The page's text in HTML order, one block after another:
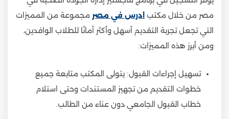
مصر من خلال مكتب ادرس في مصر مجموعة من المميزات
التي تجعل تجربة التقديم أسهل وأكثر أمانًا للطلاب الوافدين،
ومن أبرز هذه المميزات:
تسهيل إجراءات القبول: يتولى المكتب متابعة جميع
خطوات التقديم من تجهيز المستندات وحتى استلام
خطاب القبول الجامعي دون عناء من الطالب.